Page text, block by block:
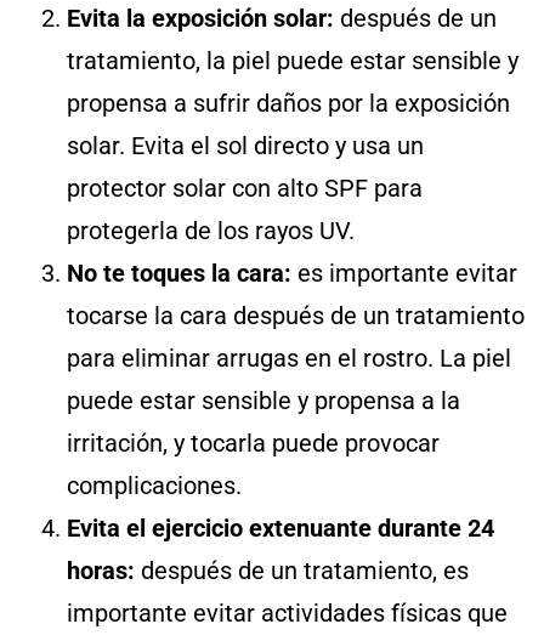
Evita la exposición solar: después de un
tratamiento, la piel puede estar sensible y
propensa a sufrir daños por la exposición
solar. Evita el sol directo y usa un
protector solar con alto SPF para
protegerla de los rayos UV.
No te toques la cara: es importante evitar
tocarse la cara después de un tratamiento
para eliminar arrugas en el rostro. La piel
puede estar sensible y propensa a la
irritación, y tocarla puede provocar
complicaciones.
Evita el ejercicio extenuante durante 24
horas: después de un tratamiento, es
importante evitar actividades físicas que